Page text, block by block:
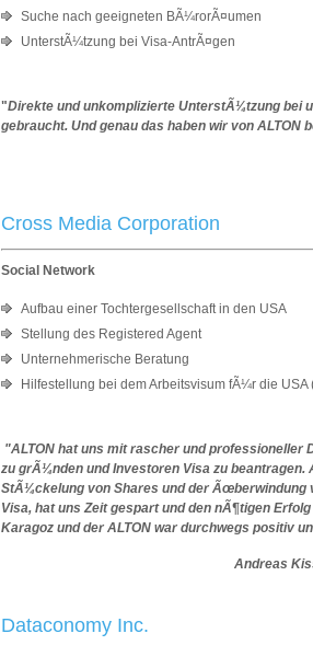
Suche nach geeigneten BÃ¼rorÃ¤umen
UnterstÃ¼tzung bei Visa-AntrÃ¤gen
"Direkte und unkomplizierte UnterstÃ¼tzung bei
gebraucht. Und genau das haben wir von ALTON
Cross Media Corporation
Social Network
Aufbau einer Tochtergesellschaft in den USA
Stellung des Registered Agent
Unternehmerische Beratung
Hilfestellung bei dem Arbeitsvisum fÃ¼r die USA
"ALTON hat uns mit rascher und professioneller
zu grÃ¼nden und Investoren Visa zu beantragen.
StÃ¼ckelung von Shares und der
Visa, hat uns Zeit gespart und den nÃ¶tigen
Karagoz und der ALTON war durchwegs positiv
Andreas Kisslinger
Dataconomy Inc.